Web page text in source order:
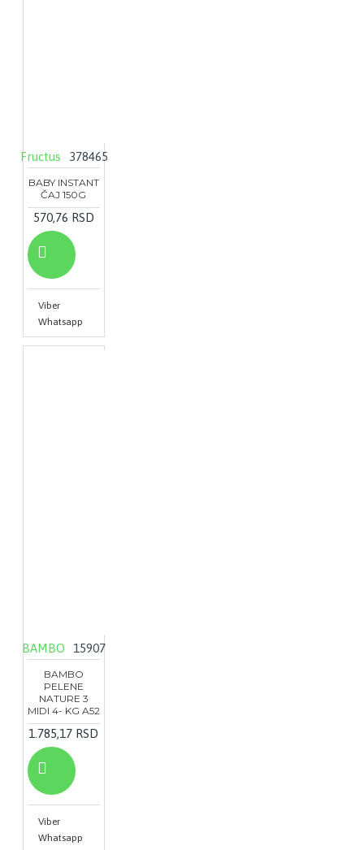
Fructus 378465
BABY INSTANT
ČAJ 150G
570,76 RSD
Viber
Whatsapp
BAMBO 15907
BAMBO
PELENE
NATURE 3
MIDI 4- KG A52
1.785,17 RSD
Viber
Whatsapp